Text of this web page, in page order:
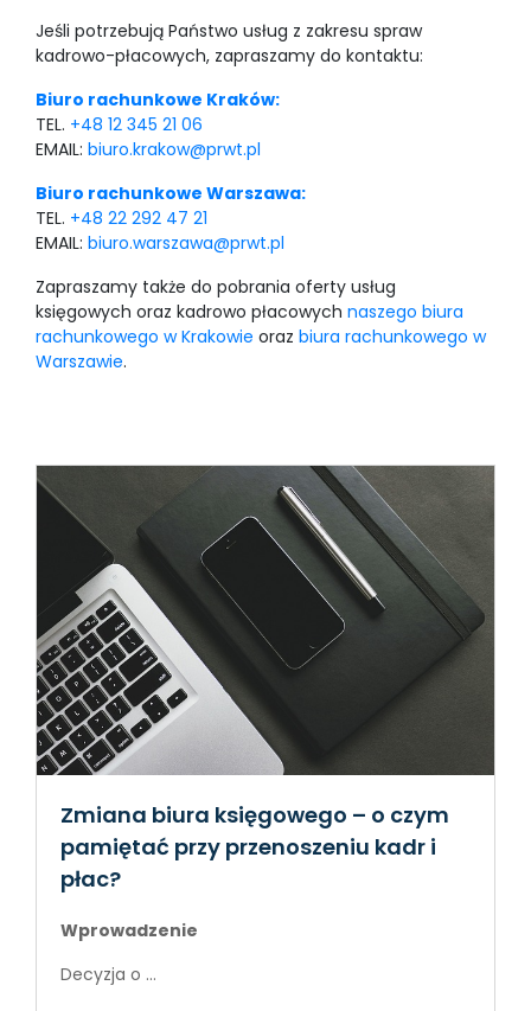
Jeśli potrzebują Państwo usług z zakresu spraw
kadrowo-płacowych, zapraszamy do kontaktu:
Biuro rachunkowe Kraków:
TEL. +48 12 345 21 06
EMAIL: biuro.krakow@prwt.pl
Biuro rachunkowe Warszawa:
TEL. +48 22 292 47 21
EMAIL: biuro.warszawa@prwt.pl
Zapraszamy także do pobrania oferty usług
księgowych oraz kadrowo płacowych naszego biura
rachunkowego w Krakowie oraz biura rachunkowego w
Warszawie.
Zmiana biura księgowego – o czym
pamiętać przy przenoszeniu kadr i
płac?
Wprowadzenie
Decyzja o ...